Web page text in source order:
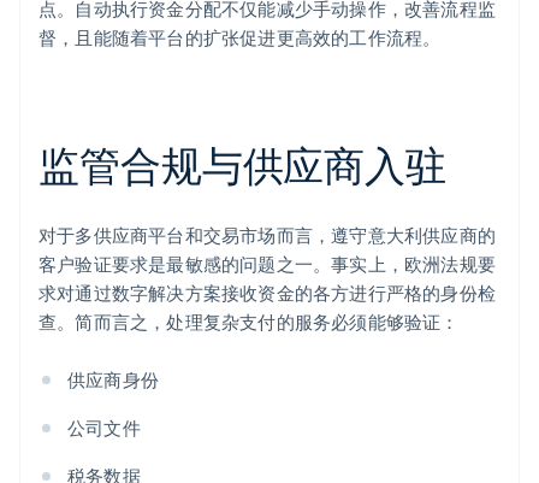
点。自动执行资金分配不仅能减少手动操作，改善流程监
督，且能随着平台的扩张促进更高效的工作流程。
监管合规与供应商入驻
对于多供应商平台和交易市场而言，遵守意大利供应商的
客户验证要求是最敏感的问题之一。事实上，欧洲法规要
求对通过数字解决方案接收资金的各方进行严格的身份检
查。简而言之，处理复杂支付的服务必须能够验证：
供应商身份
公司文件
税务数据